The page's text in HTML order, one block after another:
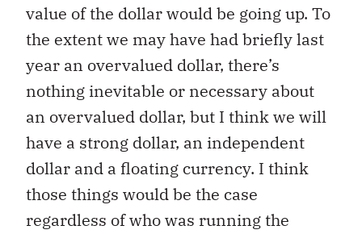
value of the dollar would be going up. To
the extent we may have had briefly last
year an overvalued dollar, there’s
nothing inevitable or necessary about
an overvalued dollar, but I think we will
have a strong dollar, an independent
dollar and a floating currency. I think
those things would be the case
regardless of who was running the